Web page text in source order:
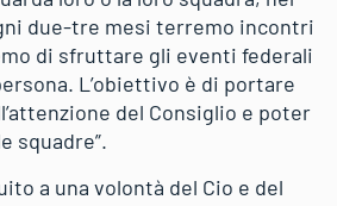
due-tre mesi terremo incontri
di sfruttare gli eventi federali
L’obiettivo è di portare
del Consiglio e poter
squadre”.
a una volontà del Cio e del